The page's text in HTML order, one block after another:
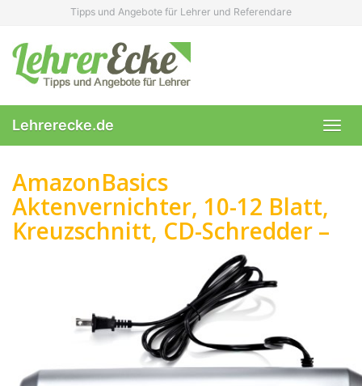
content
Tipps und Angebote für Lehrer und Referendare
Lehrerecke.de
AmazonBasics
Aktenvernichter, 10-12 Blatt,
Kreuzschnitt, CD-Schredder –